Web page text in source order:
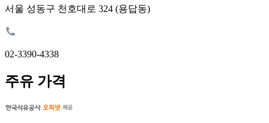
서울 성동구 천호대로 324 (용답동)
02-3390-4338
주유 가격